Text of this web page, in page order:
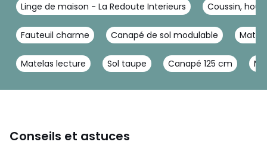
Linge de maison - La Redoute Interieurs Coussin,
Fauteuil charme Canapé de sol modulable
Matelas lecture Sol taupe Canapé 125 cm
Conseils et astuces